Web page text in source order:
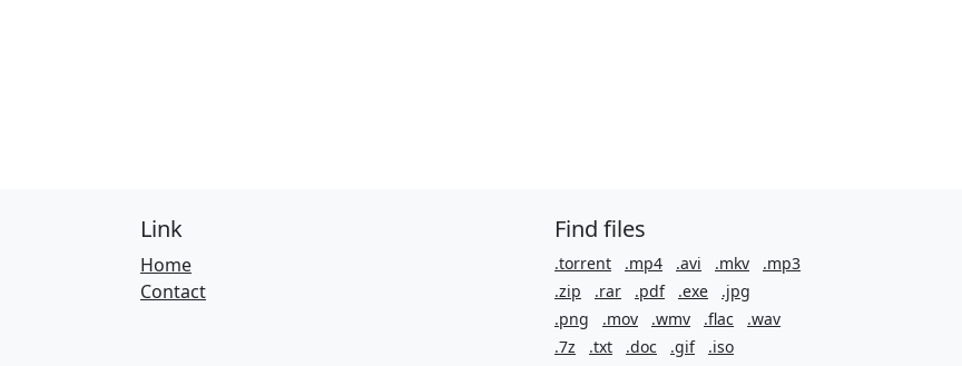
Link
Home
Contact
Find files
.torrent .mp4 .avi .mkv
.mp3
.zip
.rar .pdf .exe
.jpg
.png
.mov .wmv .flac
.wav
.7z
.txt .doc .gif .iso